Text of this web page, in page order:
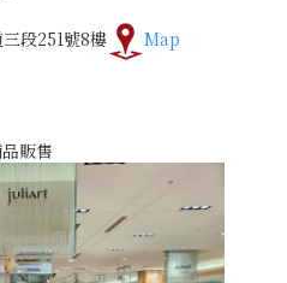
段251號8樓
Map
販售